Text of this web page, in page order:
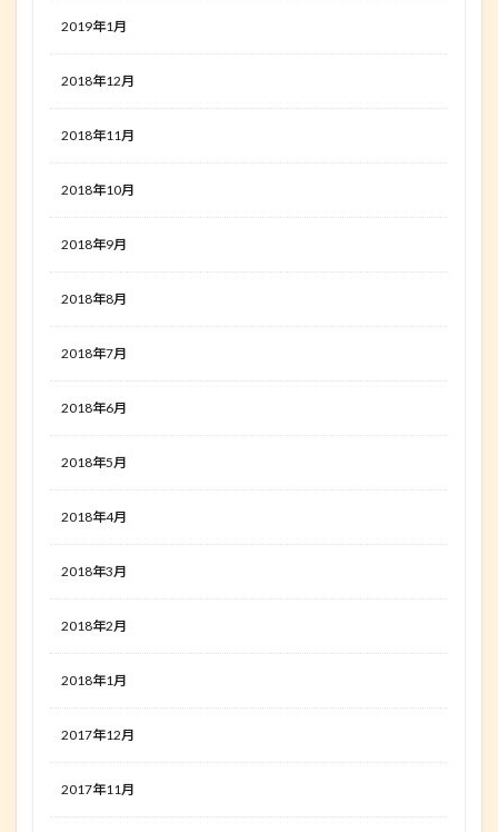
2019年1月
2018年12月
2018年11月
2018年10月
2018年9月
2018年8月
2018年7月
2018年6月
2018年5月
2018年4月
2018年3月
2018年2月
2018年1月
2017年12月
2017年11月